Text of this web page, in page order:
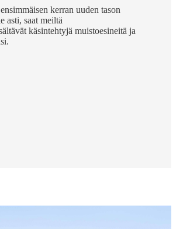
kerran uuden tason
asti, saat meiltä
käsintehtyjä muistoesineitä ja